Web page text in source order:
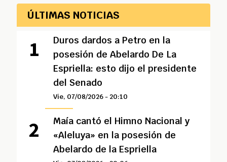
ÚLTIMAS NOTICIAS
Duros dardos a Petro en la
posesión de Abelardo De La
Espriella: esto dijo el presidente
del Senado
Vie, 07/08/2026 - 20:10
Maía cantó el Himno Nacional y
«Aleluya» en la posesión de
Abelardo de la Espriella